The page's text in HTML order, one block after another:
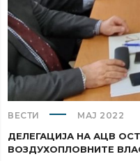
ВЕСТИ МАЈ 2022
ДЕЛЕГАЦИЈА НА АЦВ
ВОЗДУХОПЛОВНИТЕ